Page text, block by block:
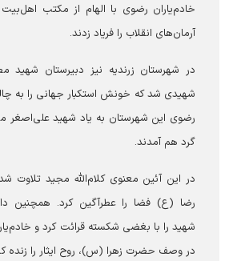
خادم‌یاران رضوی با الهام از مکتب
آرمان‌های انقلاب را فریاد زدند.
در شهرستان زرندیه نیز دبیرستان شهید
شهیدی شد که خونش استکبار جهانی را به
رضوی این شهرستان به یاد شهید علی‌اصغر
گرد هم آمدند.
در این آئین معنوی کلام‌الله مجید تلاوت
رضا (ع) فضا را عطرآگین کرد. همچنین
شهید را با بغضی شکسته قرائت کرد و
در وصف حضرت زهرا (س)، روح ایثار را زنده